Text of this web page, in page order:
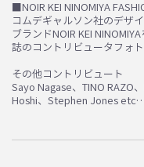
■NOIR KEI NINOMIYA
コムデギャルソン社のデザ
ブランドNOIR KEI
誌のコントリビュータフォ
その他コントリビュート
Sayo Nagase、TINO RAZO
Hoshi、Stephen Jones
お買い物を